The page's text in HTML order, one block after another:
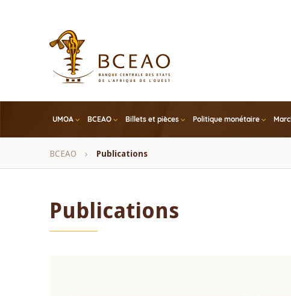
UMOA BCEAO Billets et pièces Politique monétaire
Fil
BCEAO Publications
Publications